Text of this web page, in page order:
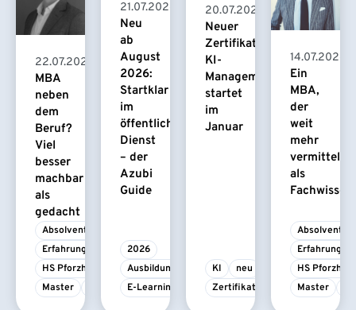
22.07.2026
MBA
neben
dem
Beruf?
Viel
besser
machbar
als
gedacht
Absolvent/-in
Erfahrungsbericht
HS Pforzheim
Master
21.07.2026
Neu
ab
August
2026:
Startklar
im
öffentlichen
Dienst
– der
Azubi
Guide
2026
Ausbildung
E-Learning
20.07.2026
Neuer
Zertifikatskurs
KI-
Management
startet
im
Januar
KI
neu
Zertifikatskurs
14.07.2026
Ein
MBA,
der
weit
mehr
vermittelt
als
Fachwissen
Absolvent/-
HS
Master